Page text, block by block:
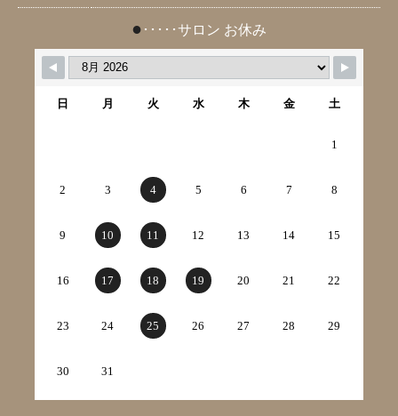
● ･････サロン お休み
日 月 火 水 木 金 土
1
2 3 4 5 6 7 8
9 10 11 12 13 14 15
16 17 18 19 20 21 22
23 24 25 26 27 28 29
30 31